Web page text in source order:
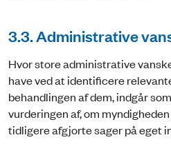
3.3. Administrative
Hvor store administrative
have ved at identificere
behandlingen af dem, indgår
vurderingen af, om
tidligere afgjorte sager på eget